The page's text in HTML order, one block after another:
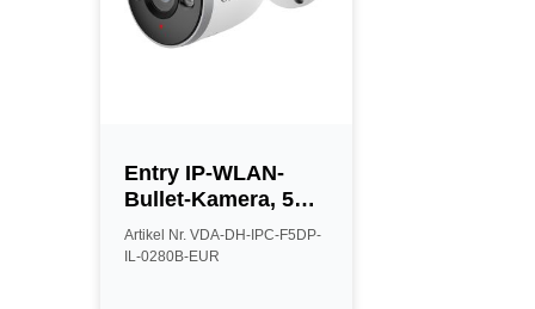
Entry IP-WLAN-
Bullet-Kamera, 5
MP, 2,8 mm, IR 30
m, IP67, weiß
Artikel Nr. VDA-DH-IPC-F5DP-
IL-0280B-EUR